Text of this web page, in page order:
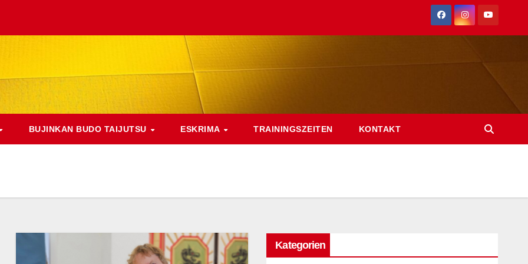
BUJINKAN BUDO TAIJUTSU ESKRIMA TRAININGSZEITEN KONTAKT
Kategorien